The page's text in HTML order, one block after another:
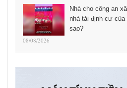
Nhà cho công an
nhà tái định cư của
sao?
08/08/2026